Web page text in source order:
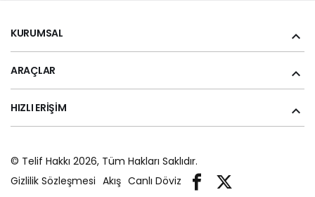
KURUMSAL
ARAÇLAR
HIZLI ERIŞIM
© Telif Hakkı 2026, Tüm Hakları Saklıdır.
Gizlilik Sözleşmesi Akış Canlı Döviz